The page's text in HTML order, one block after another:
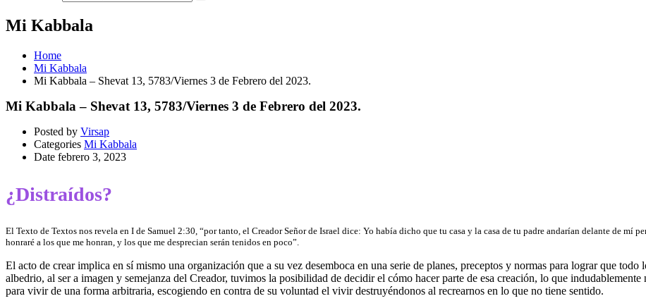
Mi Kabbala
Home
Mi Kabbala
Mi Kabbala – Shevat 13, 5783/Viernes 3 de Febrero del 2023.
Mi Kabbala – Shevat 13, 5783/Viernes 3 de Febrero del 2023.
Posted by Virsap
Categories Mi Kabbala
Date febrero 3, 2023
¿Distraídos?
El Texto de Textos nos revela en I de Samuel 2:30, “por tanto, el Creador Señor de Israel dice: Yo había dicho que tu casa y la casa de tu padre andarían delante de mí
honraré a los que me honran, y los que me desprecian serán tenidos en poco”.
El acto de crear implica en sí mismo una organización que a su vez desemboca en una serie de planes, preceptos y normas para lograr que
albedrio, al ser a imagen y semejanza del Creador, tuvimos la posibilidad de decidir el cómo hacer parte de esa creación, lo que
para vivir de una forma arbitraria, escogiendo en contra de su voluntad el vivir destruyéndonos al recrearnos en lo que no tiene sentido.